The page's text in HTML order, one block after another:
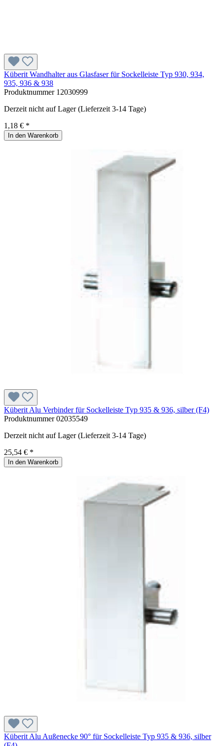
Küberit Wandhalter aus Glasfaser für Sockelleiste Typ 930, 934,
935, 936 & 938
Produktnummer 12030999
Derzeit nicht auf Lager (Lieferzeit 3-14 Tage)
1,18 € *
In den Warenkorb
Küberit Alu Verbinder für Sockelleiste Typ 935 & 936, silber (F4)
Produktnummer02035549
Derzeit nicht auf Lager (Lieferzeit 3-14 Tage)
25,54 € *
In den Warenkorb
Küberit Alu Außenecke 90° für Sockelleiste Typ 935 & 936, silber